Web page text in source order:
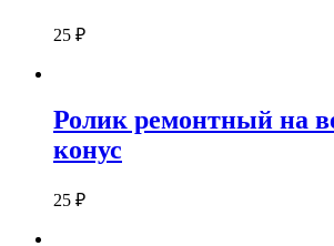
25 ₽
Ролик ремонтный на
конус
25 ₽